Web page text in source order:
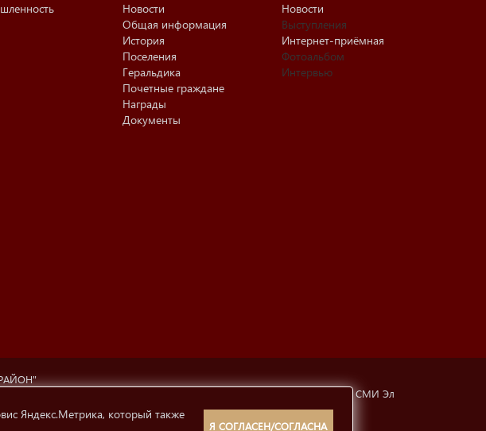
Новости
Общая информация
История
Поселения
Геральдика
Почетные граждане
Награды
Документы
Новости
Выступления
Интернет-приёмная
Фотоальбом
Интервью
г.Нижнекамск, ул. Ахтубинская, 6а). Свидетельство о регистрации СМИ Эл
использования информации12+
Яндекс.Метрика, который также
Я СОГЛАСЕН/СОГЛАСНА